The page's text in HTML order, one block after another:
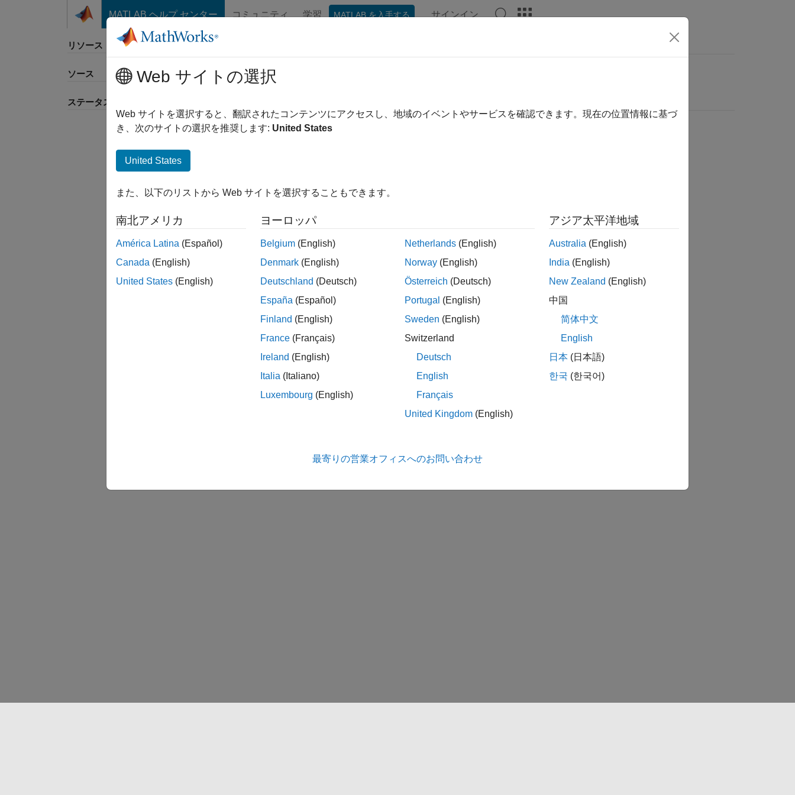
コンテンツへスキップ
MATLAB ヘルプ センター コミュニティ 学習 MATLAB を入手する サインイン
リソース
ソース
ステータス
並べ替え
Web サイトの選択
Web サイトを選択すると、翻訳されたコンテンツにアクセスし、地域のイベントやサービスを確認できます。現在の位置情報に基づ
き、次のサイトの選択を推奨します: United States
United States
また、以下のリストから Web サイトを選択することもできます。
南北アメリカ
América Latina (Español)
Canada (English)
United States (English)
ヨーロッパ
Belgium (English)
Denmark (English)
Deutschland (Deutsch)
España (Español)
Finland (English)
France (Français)
Ireland (English)
Italia (Italiano)
Luxembourg (English)
Netherlands (English)
Norway (English)
Österreich (Deutsch)
Portugal (English)
Sweden (English)
Switzerland
Deutsch
English
Français
United Kingdom (English)
アジア太平洋地域
Australia (English)
India (English)
New Zealand (English)
中国
简体中文
English
日本 (日本語)
한국 (한국어)
最寄りの営業オフィスへのお問い合わせ